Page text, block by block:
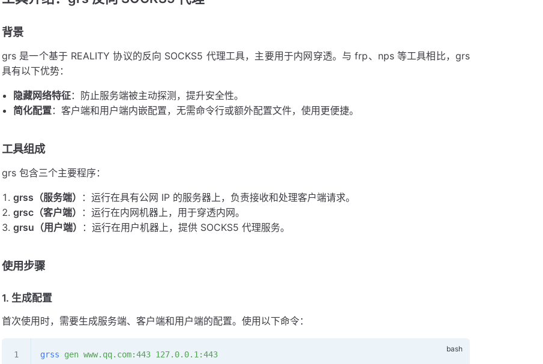
背景
grs 是一个基于 REALITY 协议的反向 SOCKS5 代理工具，主要用于内网穿透。与 frp、nps 等工具相比，grs
具有以下优势：
隐藏网络特征：防止服务端被主动探测，提升安全性。
简化配置：客户端和用户端内嵌配置，无需命令行或额外配置文件，使用更便捷。
工具组成
grs 包含三个主要程序：
grss（服务端）
：运行在具有公网 IP 的服务器上，负责接收和处理客户端请求。
grsc（客户端）
：运行在内网机器上，用于穿透内网。
grsu（用户端）
：运行在用户机器上，提供 SOCKS5 代理服务。
使用步骤
1. 生成配置
首次使用时，需要生成服务端、客户端和用户端的配置。使用以下命令：
grss gen www.qq.com:443 127.0.0.1:443